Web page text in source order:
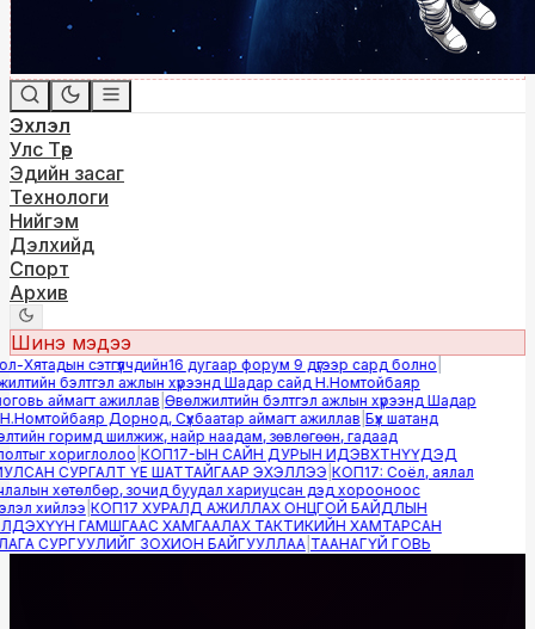
Эхлэл
Улс Төр
Эдийн засаг
Технологи
Нийгэм
Дэлхийд
Спорт
Архив
Шинэ мэдээ
сэтгүүлчдийн16 дугаар форум 9 дүгээр сард болно|
бэлтгэл ажлын хүрээнд Шадар сайд Н.Номтойбаяр
аймагт ажиллав|Өвөлжилтийн бэлтгэл ажлын хүрээнд Шадар
Дорнод, Сүхбаатар аймагт ажиллав|Бүх шатанд
горимд шилжиж, найр наадам, зөвлөгөөн, гадаад
хориглолоо|КОП17-ЫН САЙН ДУРЫН ИДЭВХТНҮҮДЭД
СУРГАЛТ ҮЕ ШАТТАЙГААР ЭХЭЛЛЭЭ|КОП17: Соёл, аялал
хөтөлбөр, зочид буудал хариуцсан дэд хорооноос
хийлээ|КОП17 ХУРАЛД АЖИЛЛАХ ОНЦГОЙ БАЙДЛЫН
ГАМШГААС ХАМГААЛАХ ТАКТИКИЙН ХАМТАРСАН
СУРГУУЛИЙГ ЗОХИОН БАЙГУУЛЛАА|ТААНАГҮЙ ГОВЬ